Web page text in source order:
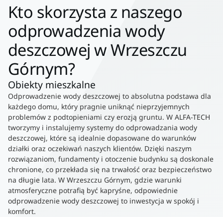
Kto skorzysta z naszego
odprowadzenia wody
deszczowej w Wrzeszczu
Górnym?
Obiekty mieszkalne
Odprowadzenie wody deszczowej to absolutna podstawa dla
każdego domu, który pragnie uniknąć nieprzyjemnych
problemów z podtopieniami czy erozją gruntu. W ALFA-TECH
tworzymy i instalujemy systemy do odprowadzania wody
deszczowej, które są idealnie dopasowane do warunków
działki oraz oczekiwań naszych klientów. Dzięki naszym
rozwiązaniom, fundamenty i otoczenie budynku są doskonale
chronione, co przekłada się na trwałość oraz bezpieczeństwo
na długie lata. W Wrzeszczu Górnym, gdzie warunki
atmosferyczne potrafią być kapryśne, odpowiednie
odprowadzenie wody deszczowej to inwestycja w spokój i
komfort.